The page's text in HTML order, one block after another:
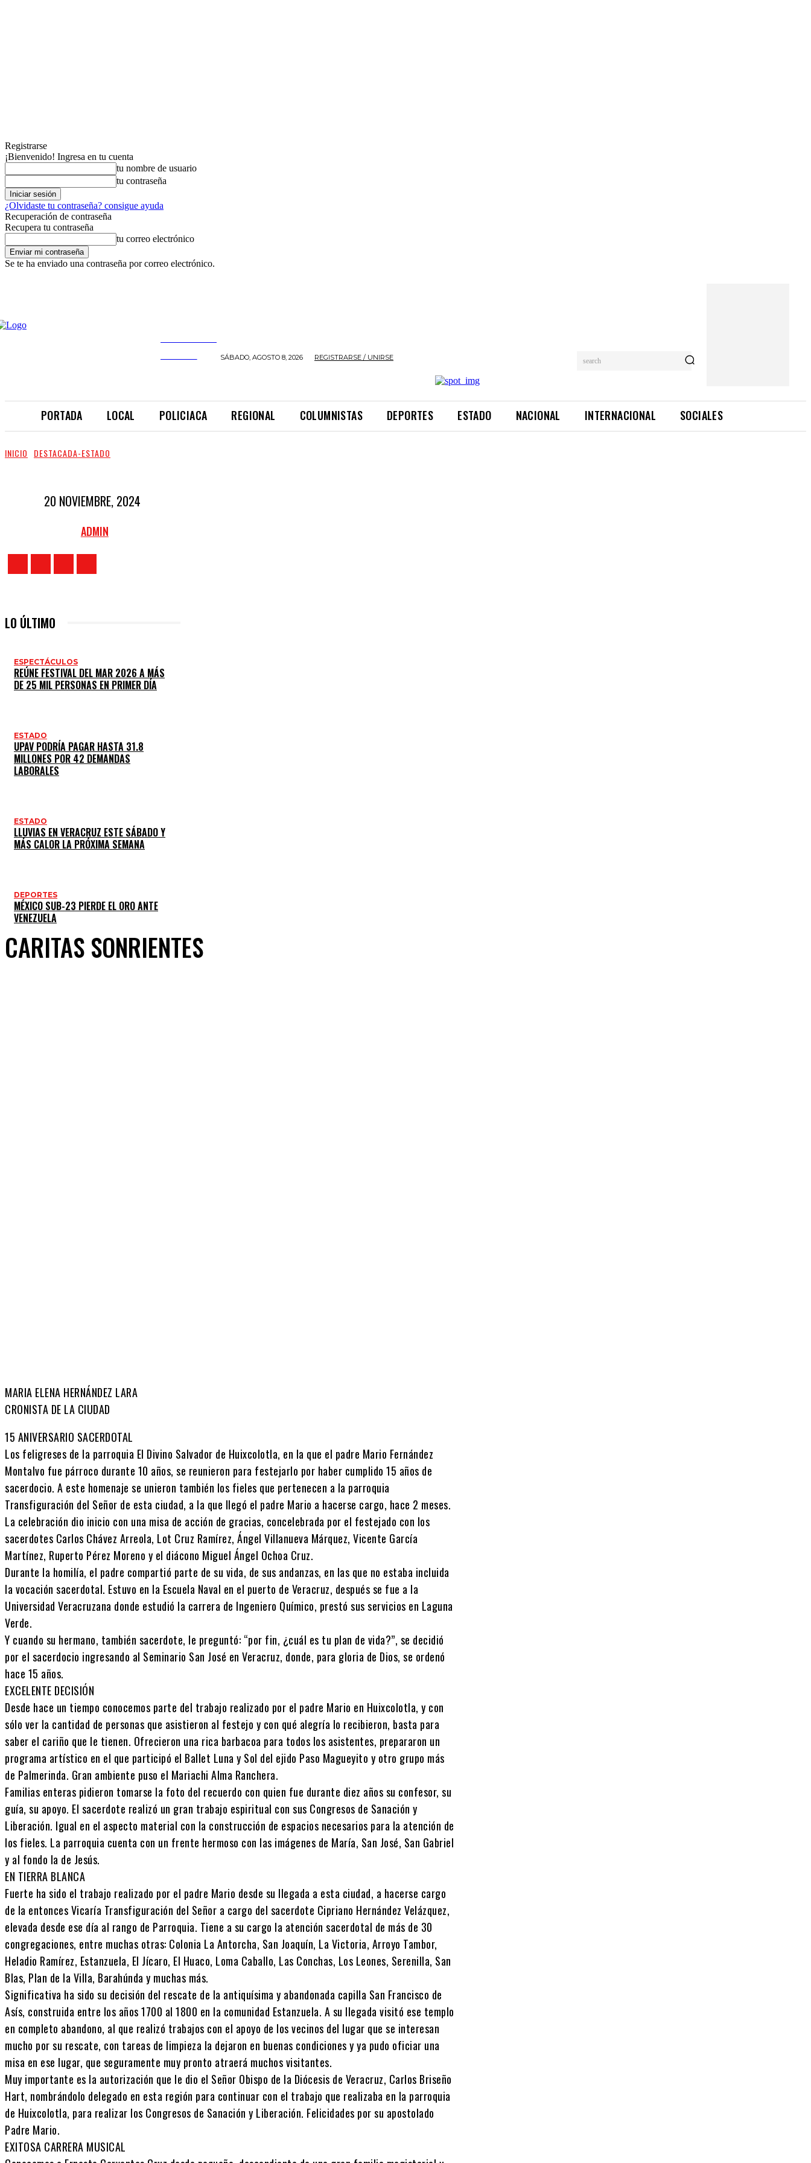
Registrarse
¡Bienvenido! Ingresa en tu cuenta
tu nombre de usuario
tu contraseña
¿Olvidaste tu contraseña? consigue ayuda
Recuperación de contraseña
Recupera tu contraseña
tu correo electrónico
Se te ha enviado una contraseña por correo electrónico.
SÁBADO, AGOSTO 8, 2026 REGISTRARSE / UNIRSE search
PORTADA LOCAL POLICIACA REGIONAL COLUMNISTAS DEPORTES ESTADO NACIONAL INTERNACIONAL SOCIALES
INICIO DESTACADA-ESTADO
20 NOVIEMBRE, 2024
ADMIN
LO ÚLTIMO
ESPECTÁCULOS
REÚNE FESTIVAL DEL MAR 2026 A MÁS
DE 25 MIL PERSONAS EN PRIMER DÍA
ESTADO
UPAV PODRÍA PAGAR HASTA 31.8
MILLONES POR 42 DEMANDAS
LABORALES
ESTADO
LLUVIAS EN VERACRUZ ESTE SÁBADO Y
MÁS CALOR LA PRÓXIMA SEMANA
DEPORTES
MÉXICO SUB-23 PIERDE EL ORO ANTE
VENEZUELA
CARITAS SONRIENTES
MARIA ELENA HERNÁNDEZ LARA
CRONISTA DE LA CIUDAD
15 ANIVERSARIO SACERDOTAL
Los feligreses de la parroquia El Divino Salvador de Huixcolotla, en la que el padre Mario Fernández
Montalvo fue párroco durante 10 años, se reunieron para festejarlo por haber cumplido 15 años de
sacerdocio. A este homenaje se unieron también los fieles que pertenecen a la parroquia
Transfiguración del Señor de esta ciudad, a la que llegó el padre Mario a hacerse cargo, hace 2 meses.
La celebración dio inicio con una misa de acción de gracias, concelebrada por el festejado con los
sacerdotes Carlos Chávez Arreola, Lot Cruz Ramírez, Ángel Villanueva Márquez, Vicente García
Martínez, Ruperto Pérez Moreno y el diácono Miguel Ángel Ochoa Cruz.
Durante la homilía, el padre compartió parte de su vida, de sus andanzas, en las que no estaba incluida
la vocación sacerdotal. Estuvo en la Escuela Naval en el puerto de Veracruz, después se fue a la
Universidad Veracruzana donde estudió la carrera de Ingeniero Químico, prestó sus servicios en Laguna
Verde.
Y cuando su hermano, también sacerdote, le preguntó: “por fin, ¿cuál es tu plan de vida?”, se decidió
por el sacerdocio ingresando al Seminario San José en Veracruz, donde, para gloria de Dios, se ordenó
hace 15 años.
EXCELENTE DECISIÓN
Desde hace un tiempo conocemos parte del trabajo realizado por el padre Mario en Huixcolotla, y con
sólo ver la cantidad de personas que asistieron al festejo y con qué alegría lo recibieron, basta para
saber el cariño que le tienen. Ofrecieron una rica barbacoa para todos los asistentes, prepararon un
programa artístico en el que participó el Ballet Luna y Sol del ejido Paso Magueyito y otro grupo más
de Palmerinda. Gran ambiente puso el Mariachi Alma Ranchera.
Familias enteras pidieron tomarse la foto del recuerdo con quien fue durante diez años su confesor, su
guía, su apoyo. El sacerdote realizó un gran trabajo espiritual con sus Congresos de Sanación y
Liberación. Igual en el aspecto material con la construcción de espacios necesarios para la atención de
los fieles. La parroquia cuenta con un frente hermoso con las imágenes de María, San José, San Gabriel
y al fondo la de Jesús.
EN TIERRA BLANCA
Fuerte ha sido el trabajo realizado por el padre Mario desde su llegada a esta ciudad, a hacerse cargo
de la entonces Vicaría Transfiguración del Señor a cargo del sacerdote Cipriano Hernández Velázquez,
elevada desde ese día al rango de Parroquia. Tiene a su cargo la atención sacerdotal de más de 30
congregaciones, entre muchas otras: Colonia La Antorcha, San Joaquín, La Victoria, Arroyo Tambor,
Heladio Ramírez, Estanzuela, El Jícaro, El Huaco, Loma Caballo, Las Conchas, Los Leones, Serenilla, San
Blas, Plan de la Villa, Barahúnda y muchas más.
Significativa ha sido su decisión del rescate de la antiquísima y abandonada capilla San Francisco de
Asís, construida entre los años 1700 al 1800 en la comunidad Estanzuela. A su llegada visitó ese templo
en completo abandono, al que realizó trabajos con el apoyo de los vecinos del lugar que se interesan
mucho por su rescate, con tareas de limpieza la dejaron en buenas condiciones y ya pudo oficiar una
misa en ese lugar, que seguramente muy pronto atraerá muchos visitantes.
Muy importante es la autorización que le dio el Señor Obispo de la Diócesis de Veracruz, Carlos Briseño
Hart, nombrándolo delegado en esta región para continuar con el trabajo que realizaba en la parroquia
de Huixcolotla, para realizar los Congresos de Sanación y Liberación. Felicidades por su apostolado
Padre Mario.
EXITOSA CARRERA MUSICAL